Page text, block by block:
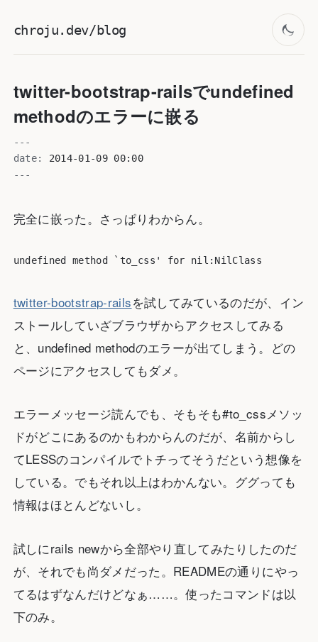
chroju.dev/blog
twitter-bootstrap-railsでundefined
methodのエラーに嵌る
---
date:
2014-01-09 00:00
---
完全に嵌った。さっぱりわからん。
twitter-bootstrap-railsを試してみているのだが、イン
ストールしていざブラウザからアクセスしてみる
と、undefined methodのエラーが出てしまう。どの
ページにアクセスしてもダメ。
エラーメッセージ読んでも、そもそも#to_cssメソッ
ドがどこにあるのかもわからんのだが、名前からし
てLESSのコンパイルでトチってそうだという想像を
している。でもそれ以上はわかんない。ググっても
情報はほとんどないし。
試しにrails newから全部やり直してみたりしたのだ
が、それでも尚ダメだった。READMEの通りにやっ
てるはずなんだけどなぁ……。使ったコマンドは以
下のみ。